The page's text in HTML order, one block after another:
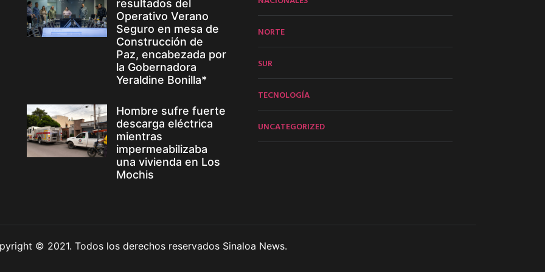
resultados del
Operativo Verano
Seguro en mesa de
Construcción de
Paz, encabezada por
la Gobernadora
Yeraldine Bonilla*
Hombre sufre fuerte
descarga eléctrica
mientras
impermeabilizaba
una vivienda en Los
Mochis
NORTE
SUR
TECNOLOGÍA
UNCATEGORIZED
© 2021. Todos los derechos reservados Sinaloa News.